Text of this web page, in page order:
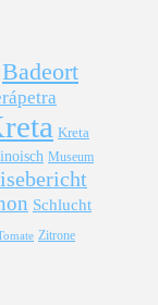
Badeort
Kreta
Museum
Schlucht
Zitrone